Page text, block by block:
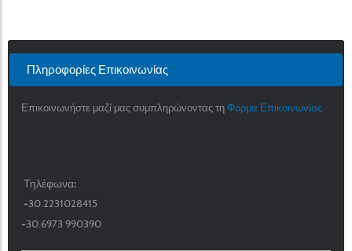
Πληροφορίες Επικοινωνίας
Επικοινωνήστε μαζί μας συμπληρώνοντας τη Φόρμα Επικοινωνίας
Τηλέφωνα:
+30.2231028415
+30.6973 990390